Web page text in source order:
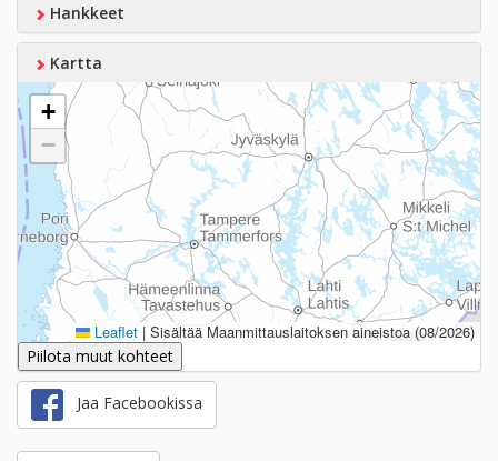
Hankkeet
Kartta
+
−
Leaflet | Sisältää Maanmittauslaitoksen aineistoa (08/2026)
Piilota muut kohteet
Jaa Facebookissa